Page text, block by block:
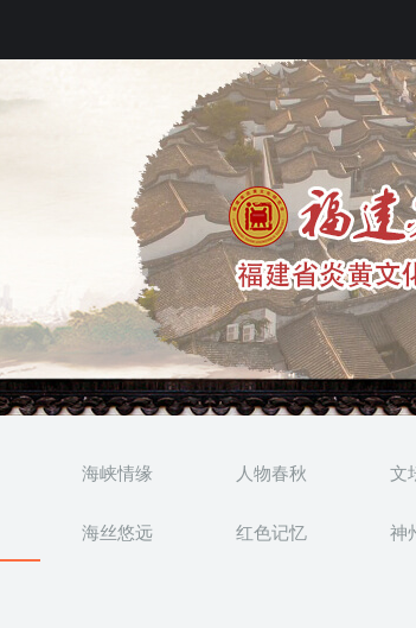
海峡情缘 人物春秋 文
海丝悠远 红色记忆 神